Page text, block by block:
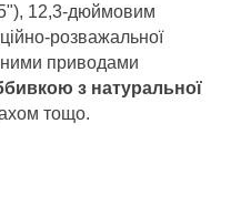
12,3-дюймовим
розважальної
приводами
з натуральної
тощо.